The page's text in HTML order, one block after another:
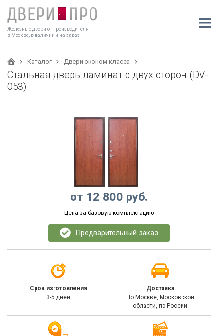
Железные двери от производителя
в Москве, в наличии и на заказ
Каталог Двери эконом-класса
Стальная дверь ламинат с двух сторон (DV-
053)
от 12 800 руб.
Цена за базовую комплектацию
Предварительный заказ
Срок изготовления
3-5 дней
Доставка
По Москве, Московской
области, по России